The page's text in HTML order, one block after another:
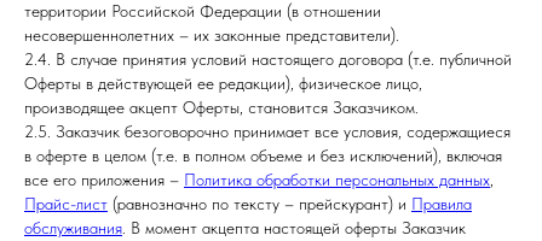
территории Российской Федерации (в отношении
несовершеннолетних – их законные представители).
2.4. В случае принятия условий настоящего договора (т.е. публичной
Оферты в действующей ее редакции), физическое лицо,
производящее акцепт Оферты, становится Заказчиком.
2.5. Заказчик безоговорочно принимает все условия, содержащиеся
в оферте в целом (т.е. в полном объеме и без исключений), включая
все его приложения – Политика обработки персональных данных
Прайс-лист (равнозначно по тексту – прейскурант) и Правила
обслуживания . В момент акцепта настоящей оферты Заказчик